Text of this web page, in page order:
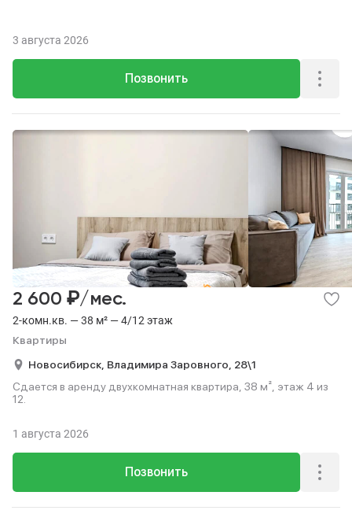
Позвонить
3 августа 2026
2-комн.кв. — 38 м² — 4/12 этаж
Квартиры
2 600 ₽/мес.
Новосибирск, Владимира Заровного, 28\1
Сдается в аренду двухкомнатная квартира, 38 м², этаж 4 из
12.
Позвонить
1 августа 2026